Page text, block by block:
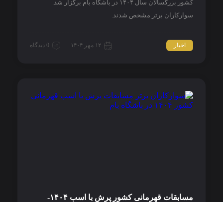
کشور بزرگسالان سال ۱۴۰۴ در باشگاه بام برگزار شد.
سوارکاران برتر مشخص شدند.
اخبار ۱۲ مهر ۱۴۰۴ 0 دیدگاه
مسابقات قهرمانی کشور پرش با اسب ۱۴۰۴-